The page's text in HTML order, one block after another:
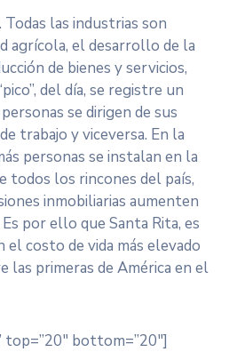
las industrias son
agrícola, el desarrollo de la
de bienes y servicios,
del día, se registre un
se dirigen de sus
trabajo y viceversa. En la
personas se instalan en la
todos los rincones del país,
inmobiliarias aumenten
por ello que Santa Rita, es
el costo de vida más elevado
las primeras de América en el
bottom=”20″]